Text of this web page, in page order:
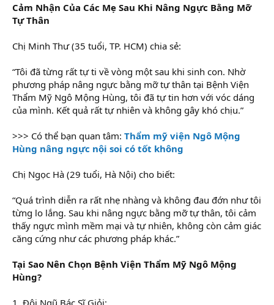
Cảm Nhận Của Các Mẹ Sau Khi Nâng Ngực Bằng Mỡ
Tự Thân
Chị Minh Thư (35 tuổi, TP. HCM) chia sẻ:
“Tôi đã từng rất tự ti về vòng một sau khi sinh con. Nhờ
phương pháp nâng ngực bằng mỡ tự thân tại Bệnh Viện
Thẩm Mỹ Ngô Mộng Hùng, tôi đã tự tin hơn với vóc dáng
của mình. Kết quả rất tự nhiên và không gây khó chịu.”
>>> Có thể bạn quan tâm: Thẩm mỹ viện Ngô Mộng
Hùng nâng ngực nội soi có tốt không
Chị Ngọc Hà (29 tuổi, Hà Nội) cho biết:
“Quá trình diễn ra rất nhẹ nhàng và không đau đớn như tôi
từng lo lắng. Sau khi nâng ngực bằng mỡ tự thân, tôi cảm
thấy ngực mình mềm mại và tự nhiên, không còn cảm giác
căng cứng như các phương pháp khác.”
Tại Sao Nên Chọn Bệnh Viện Thẩm Mỹ Ngô Mộng
Hùng?
1. Đội Ngũ Bác Sĩ Giỏi: